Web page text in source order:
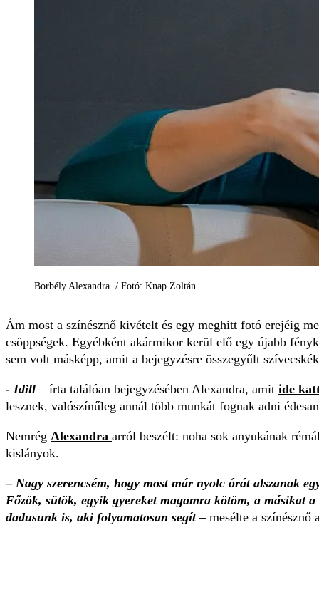
Borbély Alexandra / Fotó: Knap Zoltán
Ám most a színésznő kivételt és egy meghitt fotó erejéig
csöppségek. Egyébként akármikor kerül elő egy újabb
sem volt másképp, amit a bejegyzésre összegyűlt
- Idill – írta találóan bejegyzésében Alexandra, amit ide
lesznek, valószínűleg annál több munkát fognak adni
Nemrég Alexandra arról beszélt: noha sok anyukának
kislányok.
– Nagy szerencsém, hogy most már nyolc órát alszanak
Főzök, sütök, egyik gyereket magamra kötöm, a másikat
dadusunk is, aki folyamatosan segít– mesélte a színésznő